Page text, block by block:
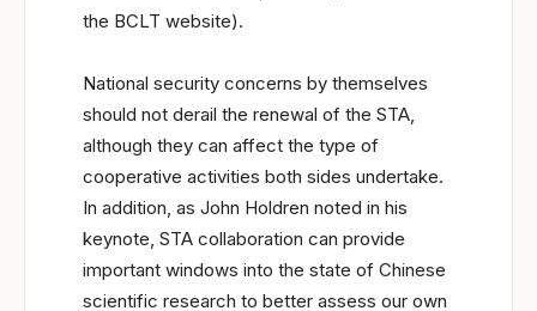
the BCLT website).
National security concerns by themselves
should not derail the renewal of the STA,
although they can affect the type of
cooperative activities both sides undertake.
In addition, as John Holdren noted in his
keynote, STA collaboration can provide
important windows into the state of Chinese
scientific research to better assess our own